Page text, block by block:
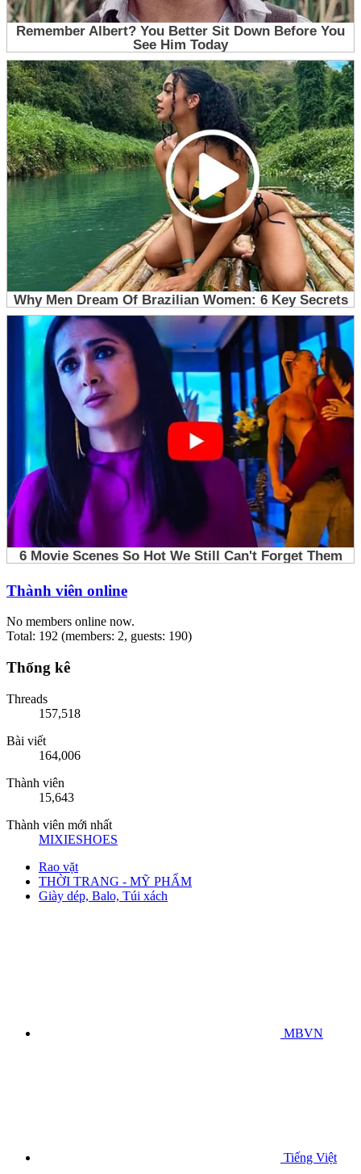
Thành viên online
No members online now.
Total: 192 (members: 2, guests: 190)
Thống kê
Threads
157,518
Bài viết
164,006
Thành viên
15,643
Thành viên mới nhất
MIXIESHOES
Rao vặt
THỜI TRANG - MỸ PHẨM
Giày dép, Balo, Túi xách
MBVN
Tiếng Việt